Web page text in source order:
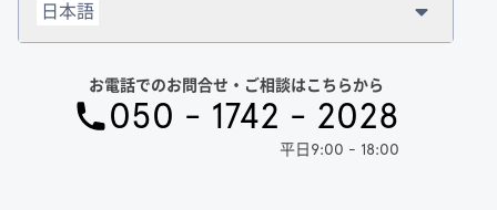
お電話でのお問合せ・ご相談はこちらから
050 - 1742 - 2028
平日9:00 - 18:00
日本語